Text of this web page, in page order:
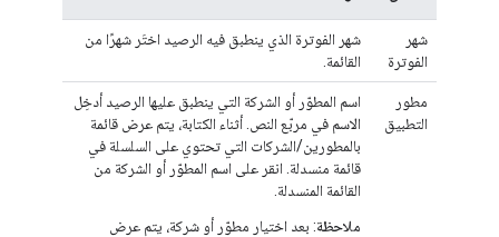
شهر
الفوترة
شهر الفوترة الذي ينطبق فيه الرصيد اختَر شهرًا من
القائمة.
مطور
التطبيق
اسم المطوّر أو الشركة التي ينطبق عليها الرصيد أدخِل
الاسم في مربّع النص. أثناء الكتابة، يتم عرض قائمة
بالمطورين/الشركات التي تحتوي على السلسلة في
قائمة منسدلة. انقر على اسم المطوّر أو الشركة من
القائمة المنسدلة.
ملاحظة: بعد اختيار مطوّر أو شركة، يتم عرض